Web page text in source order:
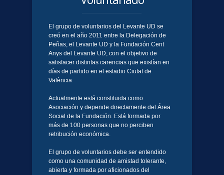
El grupo de voluntarios del Levante UD se
creó en el año 2011 entre la Delegación de
Peñas, el Levante UD y la Fundación Cent
Anys del Levante UD, con el objetivo de
satisfacer distintas carencias que existían en
días de partido en el estadio Ciutat de
València.
Actualmente está constituida como
Asociación y depende directamente del Área
Social de la Fundación. Está formada por
más de 100 personas que no perciben
retribución económica.
El grupo de voluntarios debe ser entendido
como una comunidad de amistad tolerante,
abierta y formada por aficionados del